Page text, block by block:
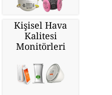
Kişisel Hava
Kalitesi
Monitörleri